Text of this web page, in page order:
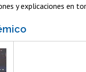
y explicaciones en